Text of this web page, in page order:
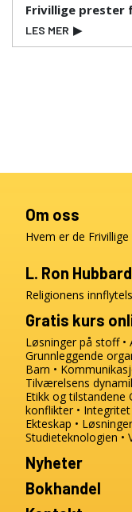
Frivillige
LES MER ▶
Om oss
Hvem er de
L. Ron Hubbard
Religionens
Gratis kurs
Løsninger på stoff
Grunnleggende
Barn
Tilværelsens
Etikk og tilstandene
konflikter
Ekteskap
Studieteknologien
Nyheter
Bokhandel